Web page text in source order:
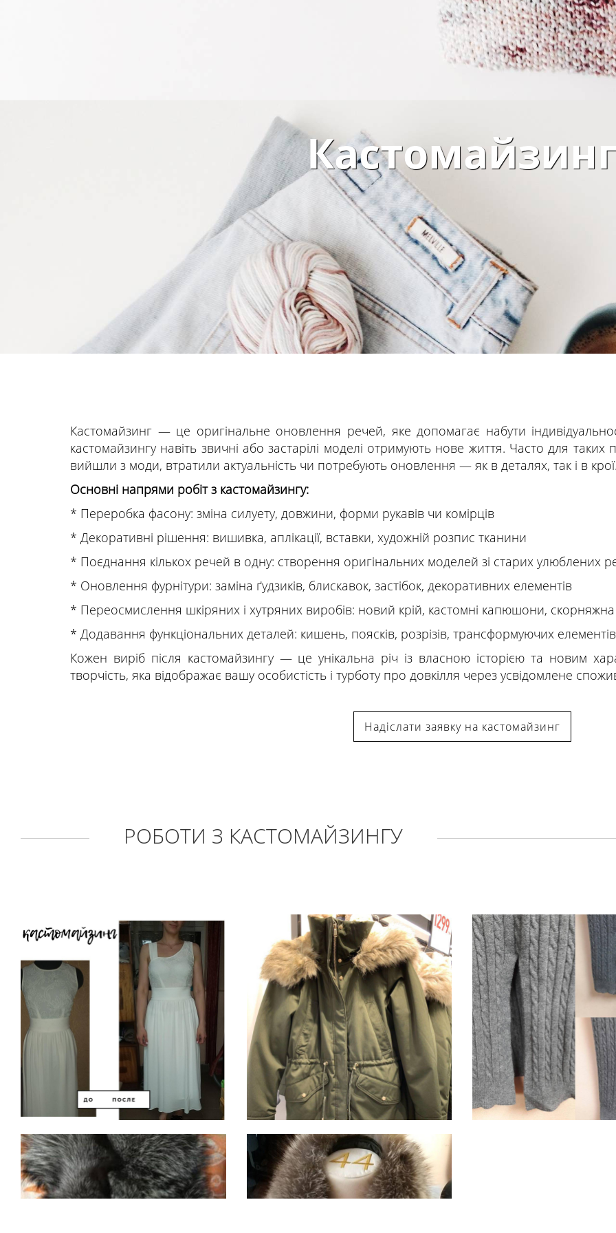
Кастомайзинг — це оригінальне оновлення речей, яке допомагає набути
кастомайзингу навіть звичні або застарілі моделі отримують нове життя. Часто для
вийшли з моди, втратили актуальність чи потребують оновлення — як в деталях, так і в
Основні напрями робіт з кастомайзингу:
* Переробка фасону: зміна силуету, довжини, форми рукавів чи комірців
* Декоративні рішення: вишивка, аплікації, вставки, художній розпис тканини
* Поєднання кількох речей в одну: створення оригінальних моделей зі старих улюблених
* Оновлення фурнітури: заміна ґудзиків, блискавок, застібок, декоративних елементів
* Переосмислення шкіряних і хутряних виробів: новий крій, кастомні капюшони,
* Додавання функціональних деталей: кишень, поясків, розрізів, трансформуючих елементів
Кожен виріб після кастомайзингу — це унікальна річ із власною історією та новим
творчість, яка відображає вашу особистість і турботу про довкілля через усвідомлене
Надіслати заявку на кастомайзинг
РОБОТИ З КАСТОМАЙЗИНГУ